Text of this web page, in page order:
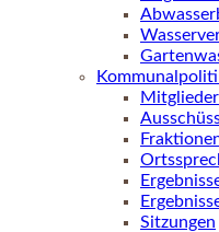
Mitglieder
Sitzungen